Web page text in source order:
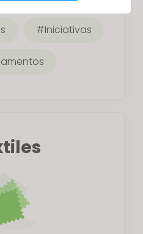
Iniciativas
might not function